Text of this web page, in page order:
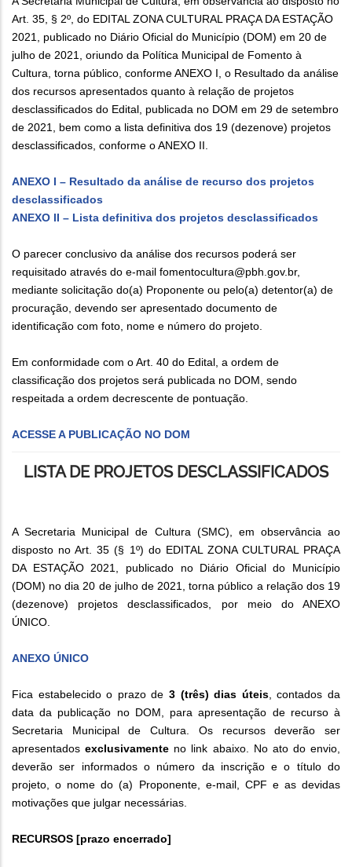
Art. 35, § 2º, do EDITAL ZONA CULTURAL PRAÇA DA ESTAÇÃO
2021, publicado no Diário Oficial do Município (DOM) em 20 de
julho de 2021, oriundo da Política Municipal de Fomento à
Cultura, torna público, conforme ANEXO I, o Resultado da análise
dos recursos apresentados quanto à relação de projetos
desclassificados do Edital, publicada no DOM em 29 de setembro
de 2021, bem como a lista definitiva dos 19 (dezenove) projetos
desclassificados, conforme o ANEXO II.
ANEXO I – Resultado da análise de recurso dos projetos
desclassificados
ANEXO II – Lista definitiva dos projetos desclassificados
O parecer conclusivo da análise dos recursos poderá ser
requisitado através do e-mail fomentocultura@pbh.gov.br,
mediante solicitação do(a) Proponente ou pelo(a) detentor(a) de
procuração, devendo ser apresentado documento de
identificação com foto, nome e número do projeto.
Em conformidade com o Art. 40 do Edital, a ordem de
classificação dos projetos será publicada no DOM, sendo
respeitada a ordem decrescente de pontuação.
ACESSE A PUBLICAÇÃO NO DOM
LISTA DE PROJETOS DESCLASSIFICADOS
A Secretaria Municipal de Cultura (SMC), em observância ao
disposto no Art. 35 (§ 1º) do EDITAL ZONA CULTURAL PRAÇA
DA ESTAÇÃO 2021, publicado no Diário Oficial do Município
(DOM) no dia 20 de julho de 2021, torna público a relação dos 19
(dezenove) projetos desclassificados, por meio do ANEXO
ÚNICO.
ANEXO ÚNICO
Fica estabelecido o prazo de 3 (três) dias úteis, contados da
data da publicação no DOM, para apresentação de recurso à
Secretaria Municipal de Cultura. Os recursos deverão ser
apresentadosexclusivamente no link abaixo. No ato do envio,
deverão ser informados o número da inscrição e o título do
projeto, o nome do (a) Proponente, e-mail, CPF e as devidas
motivações que julgar necessárias.
RECURSOS [prazo encerrado]